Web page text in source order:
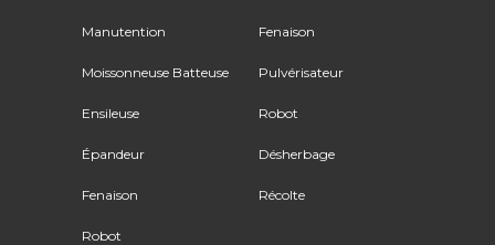
Manutention
Moissonneuse Batteuse
Ensileuse
Épandeur
Fenaison
Robot
Fenaison
Pulvérisateur
Robot
Désherbage
Récolte